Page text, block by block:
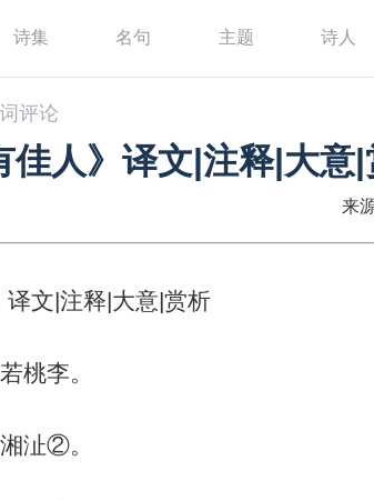
诗集 名句 主题 诗人
评论
佳人》译文|注释|大意
来
译文|注释|大意|赏析
桃李。
沚②。